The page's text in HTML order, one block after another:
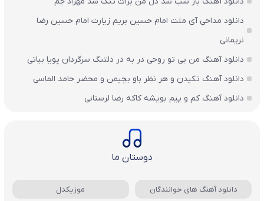
دانلود مداحی آی ملت امام حسین بریم زیارت امام حسین رضا
نریمانی
دانلود آهنگ من بی تو روحی در به در دلتنگ سرگردان پویا بیاتی
دانلود آهنگ تکیدن و هر نظر باو بچیمن و محضر حامد الماسی
دانلود آهنگ کم و پیم بویشه کاکه رضا لرستانی
دوستان ما
دانلود آهنگ های خوانندگان موزیکدل